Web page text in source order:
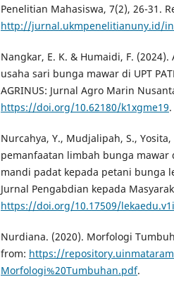
Penelitian Mahasiswa, 7(2), 26-31.
http://jurnal.ukmpenelitianuny.id/
Nangkar, E. K. & Humaidi, F.
usaha sari bunga mawar di UPT
AGRINUS: Jurnal Agro Marin
https://doi.org/10.62180/k1xgme19.
Nurcahya, Y., Mudjalipah, S.,
pemanfaatan limbah bunga
mandi padat kepada petani bunga
Jurnal Pengabdian kepada
https://doi.org/10.17509/
Nurdiana. (2020). Morfologi
from: https://
Morfologi%20Tumbuhan.pdf.